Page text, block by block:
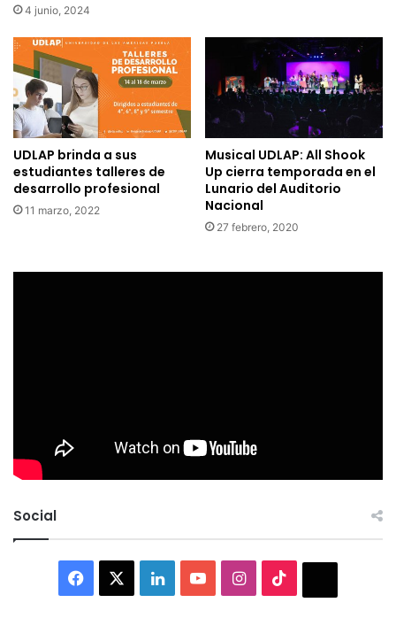
4 junio, 2024
UDLAP brinda a sus
estudiantes talleres de
desarrollo profesional
11 marzo, 2022
Musical UDLAP: All Shook
Up cierra temporada en el
Lunario del Auditorio
Nacional
27 febrero, 2020
Social
Facebook LinkedInYouTubeInstagram